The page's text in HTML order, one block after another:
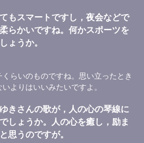
もスマートですし，夜会などで
らかいですね。何かスポーツを
ょうか。
らいのものですね。思い立ったとき
よりはいいみたいですよ。
きさんの歌が，人の心の琴線に
しょうか。人の心を癒し，励ま
思うのですが。